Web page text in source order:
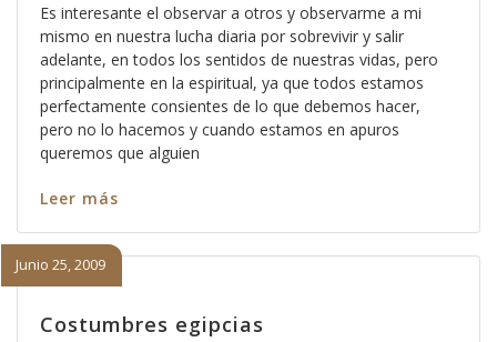
Es interesante el observar a otros y observarme a mi
mismo en nuestra lucha diaria por sobrevivir y salir
adelante, en todos los sentidos de nuestras vidas, pero
principalmente en la espiritual, ya que todos estamos
perfectamente consientes de lo que debemos hacer,
pero no lo hacemos y cuando estamos en apuros
queremos que alguien
Leer más
Costumbres egipcias
Junio 25, 2009